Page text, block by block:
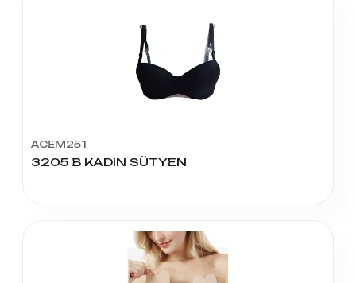
ACEM251
3205 B KADIN SÜTYEN